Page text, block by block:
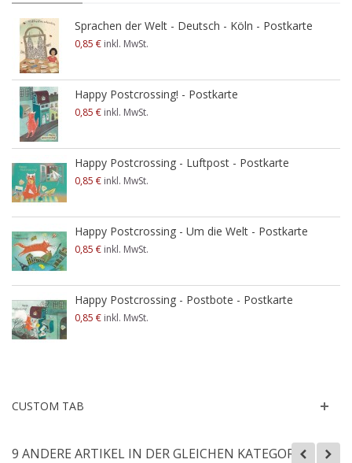
Sprachen der Welt - Deutsch - Köln - Postkarte
0,85 € inkl. MwSt.
Happy Postcrossing! - Postkarte
0,85 € inkl. MwSt.
Happy Postcrossing - Luftpost - Postkarte
0,85 € inkl. MwSt.
Happy Postcrossing - Um die Welt - Postkarte
0,85 € inkl. MwSt.
Happy Postcrossing - Postbote - Postkarte
0,85 € inkl. MwSt.
CUSTOM TAB
9 ANDERE ARTIKEL IN DER GLEICHEN KATEGORIE: